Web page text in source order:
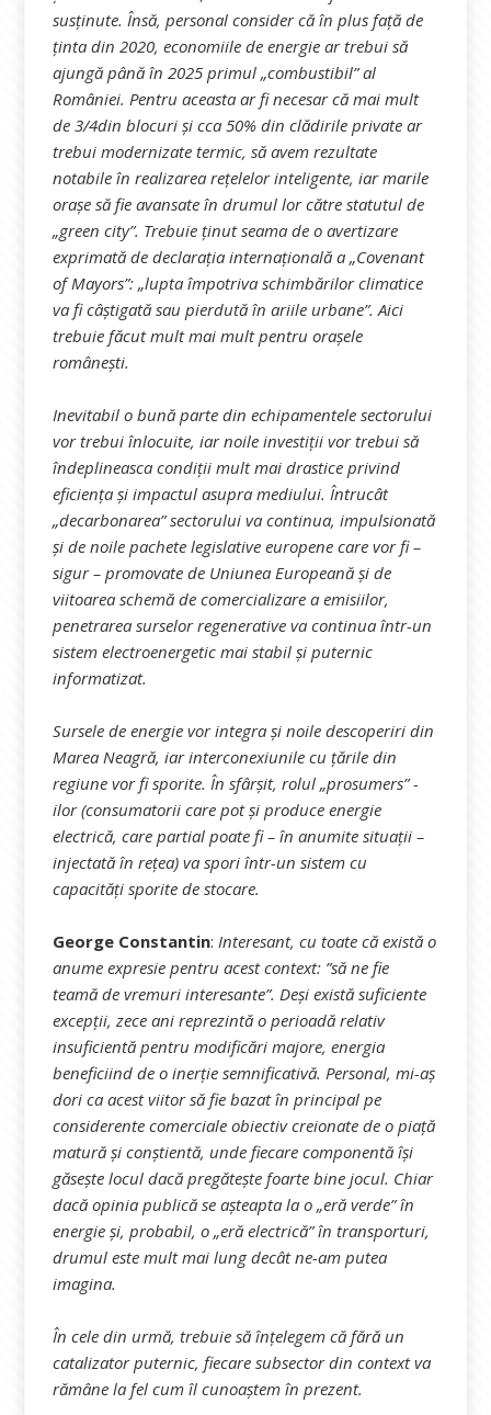
susținute. Însă, personal consider că în plus față de
ținta din 2020, economiile de energie ar trebui să
ajungă până în 2025 primul „combustibil” al
României. Pentru aceasta ar fi necesar că mai mult
de 3/4din blocuri și cca 50% din clădirile private ar
trebui modernizate termic, să avem rezultate
notabile în realizarea rețelelor inteligente, iar marile
orașe să fie avansate în drumul lor către statutul de
„green city”. Trebuie ținut seama de o avertizare
exprimată de declarația internațională a „Covenant
of Mayors”: „lupta împotriva schimbărilor climatice
va fi câștigată sau pierdută în ariile urbane”. Aici
trebuie făcut mult mai mult pentru orașele
românești.
Inevitabil o bună parte din echipamentele sectorului
vor trebui înlocuite, iar noile investiții vor trebui să
îndeplineasca condiții mult mai drastice privind
eficiența și impactul asupra mediului. Întrucât
„decarbonarea” sectorului va continua, impulsionată
și de noile pachete legislative europene care vor fi –
sigur – promovate de Uniunea Europeană și de
viitoarea schemă de comercializare a emisiilor,
penetrarea surselor regenerative va continua într-un
sistem electroenergetic mai stabil și puternic
informatizat.
Sursele de energie vor integra și noile descoperiri din
Marea Neagră, iar interconexiunile cu țările din
regiune vor fi sporite. În sfârșit, rolul „prosumers” -
ilor (consumatorii care pot și produce energie
electrică, care partial poate fi – în anumite situații –
injectată în rețea) va spori într-un sistem cu
capacități sporite de stocare.
George Constantin:Interesant, cu toate că există o
anume expresie pentru acest context: ”să ne fie
teamă de vremuri interesante”. Deși există suficiente
excepții, zece ani reprezintă o perioadă relativ
insuficientă pentru modificări majore, energia
beneficiind de o inerție semnificativă. Personal, mi-aș
dori ca acest viitor să fie bazat în principal pe
considerente comerciale obiectiv creionate de o piață
matură și conștientă, unde fiecare componentă își
găsește locul dacă pregătește foarte bine jocul. Chiar
dacă opinia publică se așteapta la o „eră verde” în
energie și, probabil, o „eră electrică” în transporturi,
drumul este mult mai lung decât ne-am putea
imagina.
În cele din urmă, trebuie să înțelegem că fără un
catalizator puternic, fiecare subsector din context va
rămâne la fel cum îl cunoaștem în prezent.